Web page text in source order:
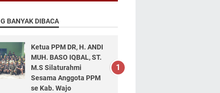
BANYAK DIBACA
Ketua PPM DR, H. ANDI
MUH. BASO IQBAL, ST.
M.S Silaturahmi
Sesama Anggota PPM
se Kab. Wajo